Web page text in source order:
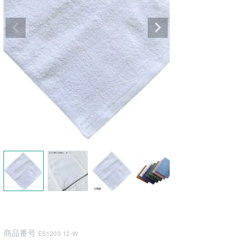
商品番号 ES1200-12-W